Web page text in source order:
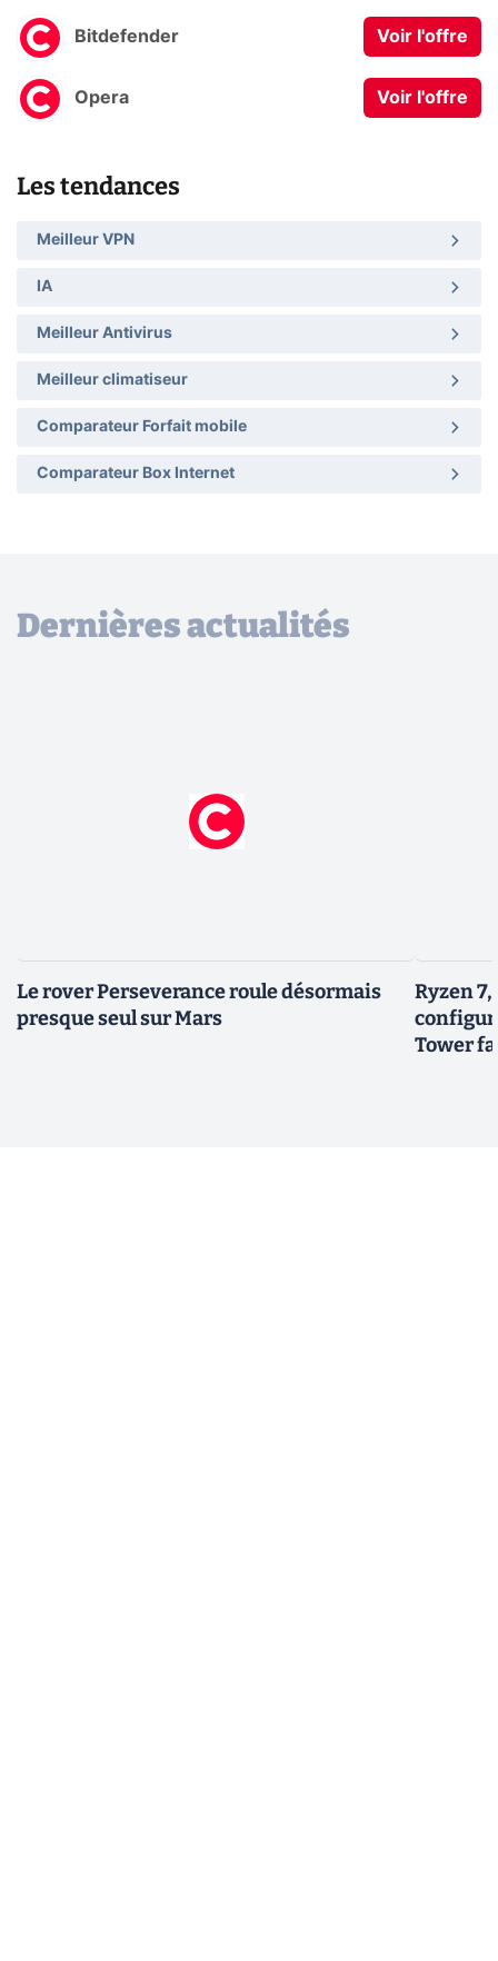
Bitdefender Voir l'offre
Opera Voir l'offre
Les tendances
Meilleur VPN
IA
Meilleur Antivirus
Meilleur climatiseur
Comparateur Forfait mobile
Comparateur Box Internet
Dernières actualités
Le rover Perseverance roule désormais
presque seul sur Mars
Ryzen 7,
Tower